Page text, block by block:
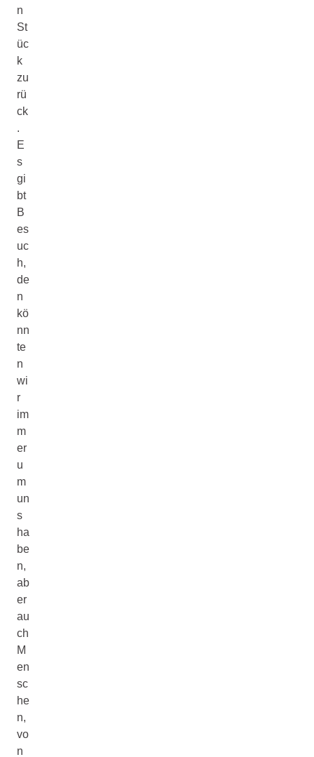
n
St
üc
k
zu
rü
ck
.
E
s
gi
bt
B
es
uc
h,
de
n
kö
nn
te
n
wi
r
im
m
er
u
m
un
s
ha
be
n,
ab
er
au
ch
M
en
sc
he
n,
vo
n